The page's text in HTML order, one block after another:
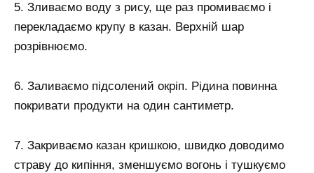
5. Зливаємо воду з рису, ще раз промиваємо і
перекладаємо крупу в казан. Верхній шар
розрівнюємо.
6. Заливаємо підсолений окріп. Рідина повинна
покривати продукти на один сантиметр.
7. Закриваємо казан кришкою, швидко доводимо
страву до кипіння, зменшуємо вогонь і тушкуємо